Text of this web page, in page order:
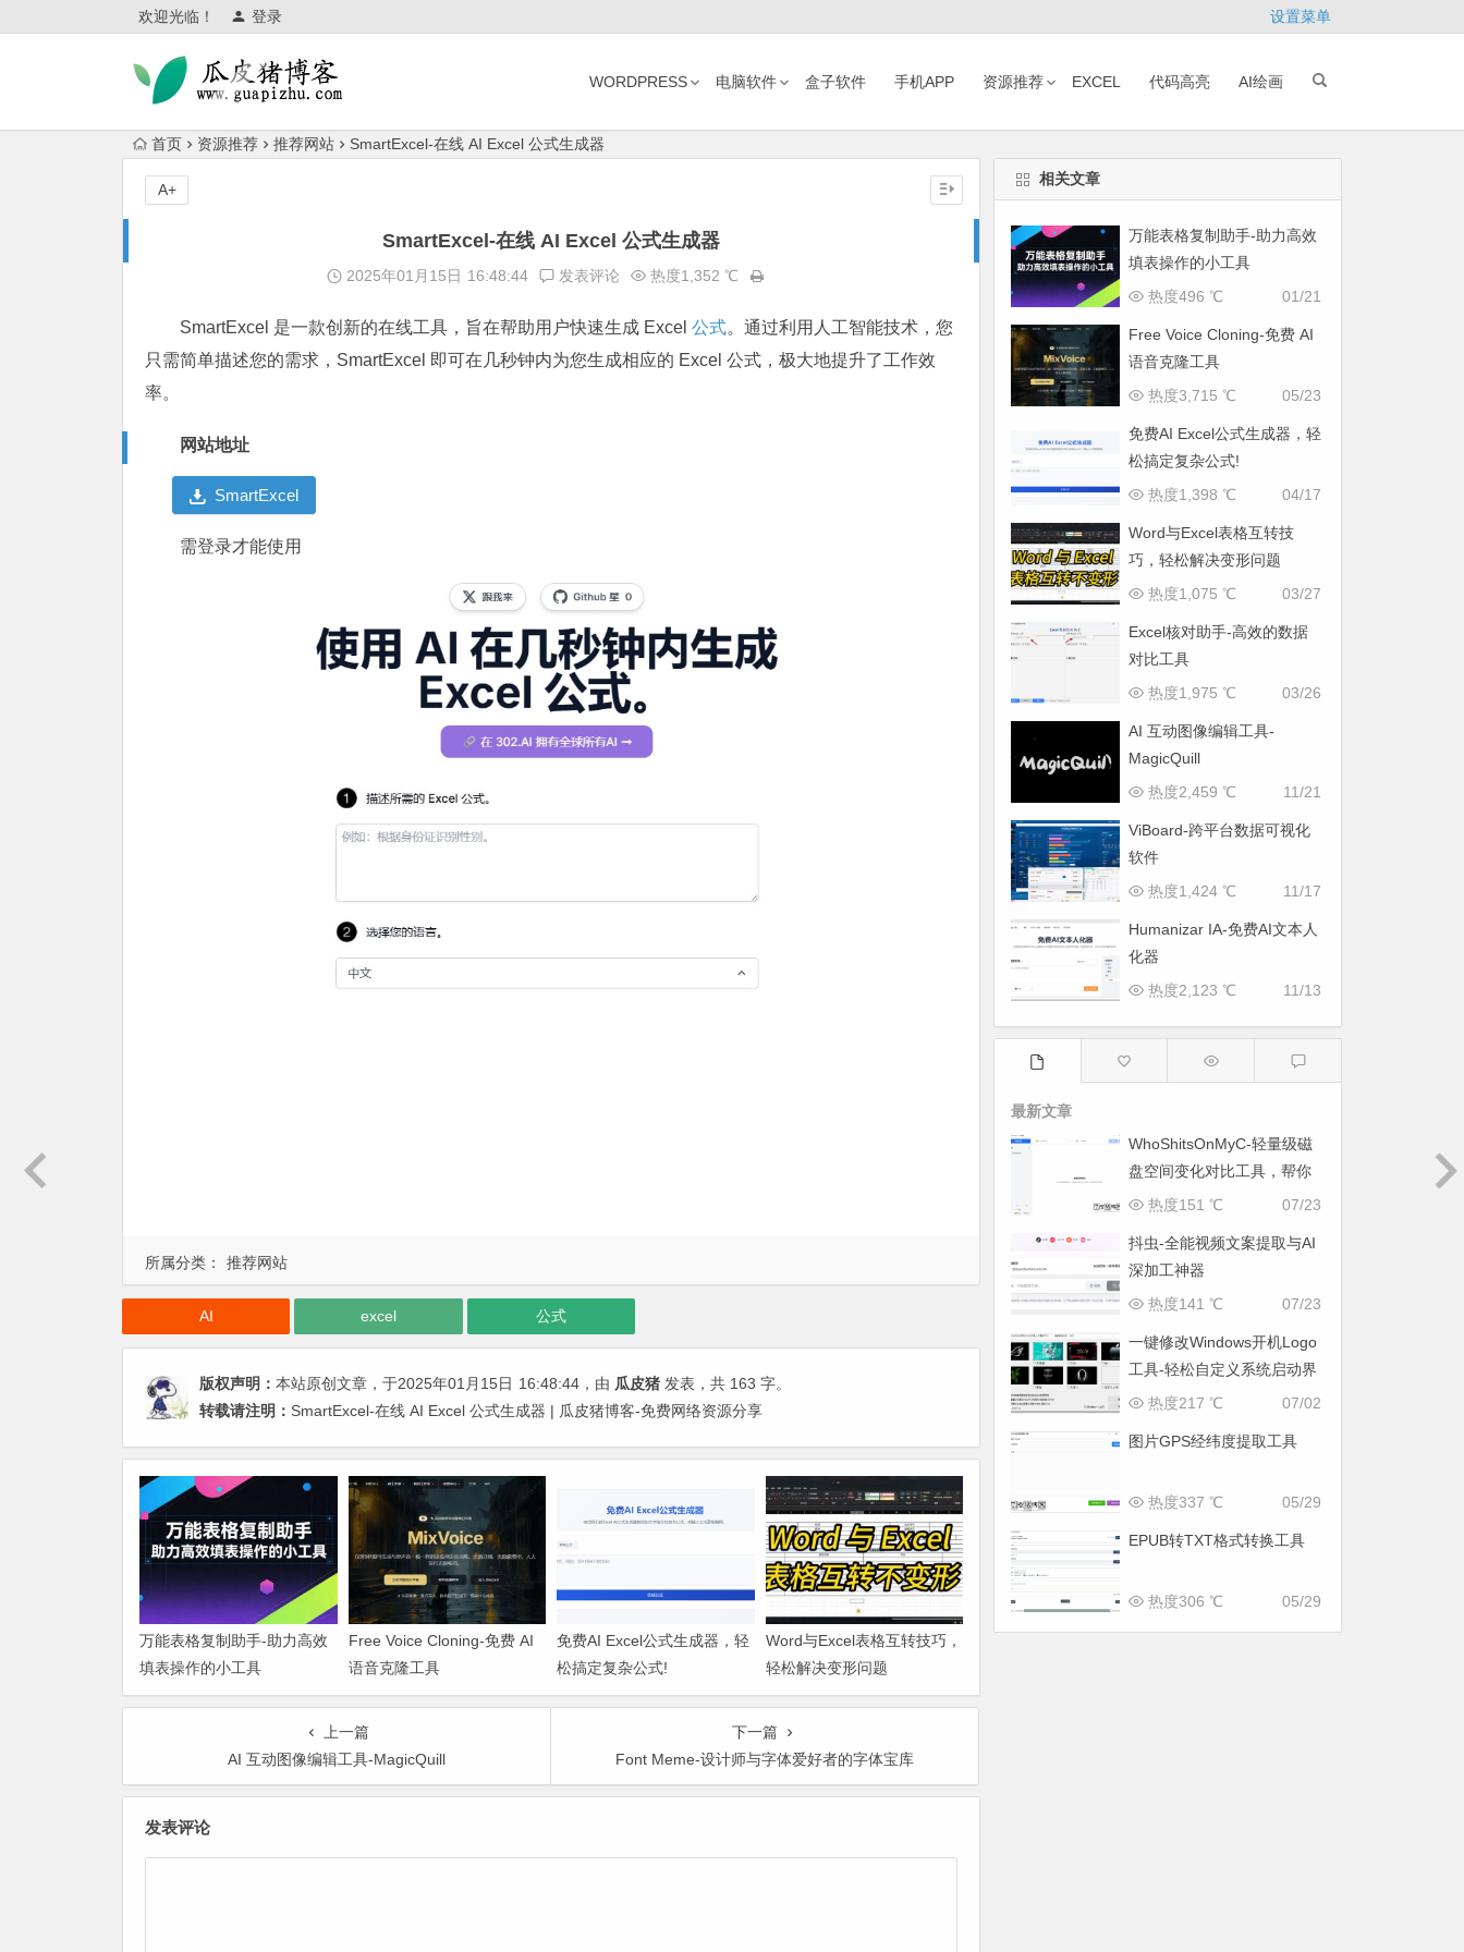
欢迎光临！ 登录 设置菜单
WORDPRESS 电脑软件 盒子软件 手机APP 资源推荐 EXCEL 代码高亮 AI绘画
首页 资源推荐 推荐网站 SmartExcel-在线 AI Excel 公式生成器
SmartExcel-在线 AI Excel 公式生成器
2025年01月15日 16:48:44 发表评论 热度1,352 ℃
SmartExcel 是一款创新的在线工具，旨在帮助用户快速生成 Excel 公式。通过利用人工智能技术，您
只需简单描述您的需求，SmartExcel 即可在几秒钟内为您生成相应的 Excel 公式，极大地提升了工作效
率。
网站地址
SmartExcel
需登录才能使用
A+
所属分类： 推荐网站
AI excel 公式
版权声明： 本站原创文章，于2025年01月15日 16:48:44 ，由 瓜皮猪 发表，共 163 字。
转载请注明： SmartExcel-在线 AI Excel 公式生成器 | 瓜皮猪博客-免费网络资源分享
万能表格复制助手-助力高效
填表操作的小工具
Free Voice Cloning-免费 AI
语音克隆工具
免费AI Excel公式生成器，轻
松搞定复杂公式!
Word与Excel表格互转技巧，
轻松解决变形问题
上一篇
AI 互动图像编辑工具-MagicQuill
下一篇
Font Meme-设计师与字体爱好者的字体宝库
发表评论
相关文章
万能表格复制助手-助力高效
填表操作的小工具
01/21
热度496 ℃
Free Voice Cloning-免费 AI
语音克隆工具
05/23
热度3,715 ℃
免费AI Excel公式生成器，轻
松搞定复杂公式!
04/17
热度1,398 ℃
Word与Excel表格互转技
巧，轻松解决变形问题
03/27
热度1,075 ℃
Excel核对助手-高效的数据
对比工具
03/26
热度1,975 ℃
AI 互动图像编辑工具-
MagicQuill
11/21
热度2,459 ℃
ViBoard-跨平台数据可视化
软件
11/17
热度1,424 ℃
Humanizar IA-免费AI文本人
化器
11/13
热度2,123 ℃
最新文章
WhoShitsOnMyC-轻量级磁
盘空间变化对比工具，帮你
找出“吃掉”空间的罪魁祸首
07/23
热度151 ℃
抖虫-全能视频文案提取与AI
深加工神器
07/23
热度141 ℃
一键修改Windows开机Logo
工具-轻松自定义系统启动界
面
07/02
热度217 ℃
图片GPS经纬度提取工具
05/29
热度337 ℃
EPUB转TXT格式转换工具
05/29
热度306 ℃